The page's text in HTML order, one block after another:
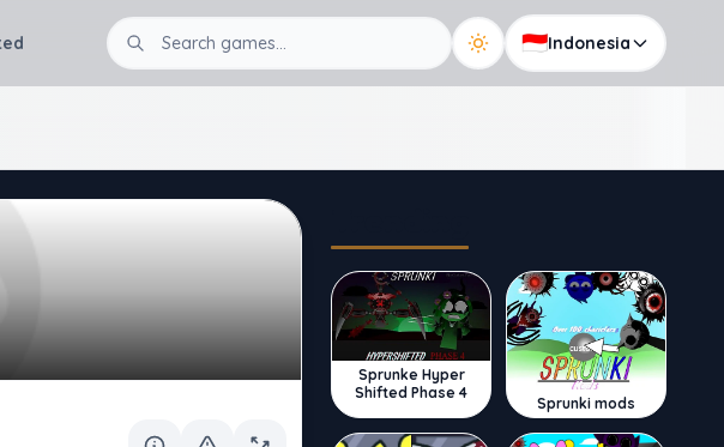
🇮🇩Indonesia
Sprunke Hyper
Shifted Phase 4
Sprunki mods